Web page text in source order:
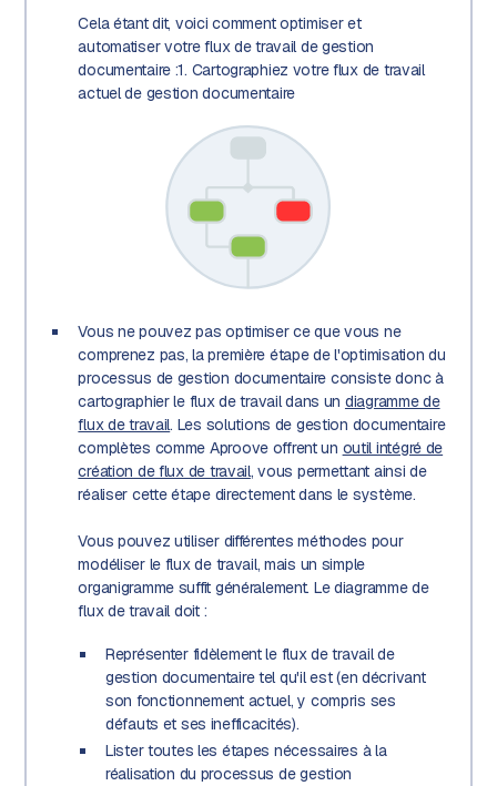
Cela étant dit, voici comment optimiser et
automatiser votre flux de travail de gestion
documentaire :1. Cartographiez votre flux de travail
actuel de gestion documentaire
Vous ne pouvez pas optimiser ce que vous ne
comprenez pas, la première étape de l'optimisation du
processus de gestion documentaire consiste donc à
cartographier le flux de travail dans un diagramme de
flux de travail. Les solutions de gestion documentaire
complètes comme Aproove offrent un outil intégré de
création de flux de travail, vous permettant ainsi de
réaliser cette étape directement dans le système.
Vous pouvez utiliser différentes méthodes pour
modéliser le flux de travail, mais un simple
organigramme suffit généralement. Le diagramme de
flux de travail doit :
Représenter fidèlement le flux de travail de
gestion documentaire tel qu'il est (en décrivant
son fonctionnement actuel, y compris ses
défauts et ses inefficacités).
Lister toutes les étapes nécessaires à la
réalisation du processus de gestion